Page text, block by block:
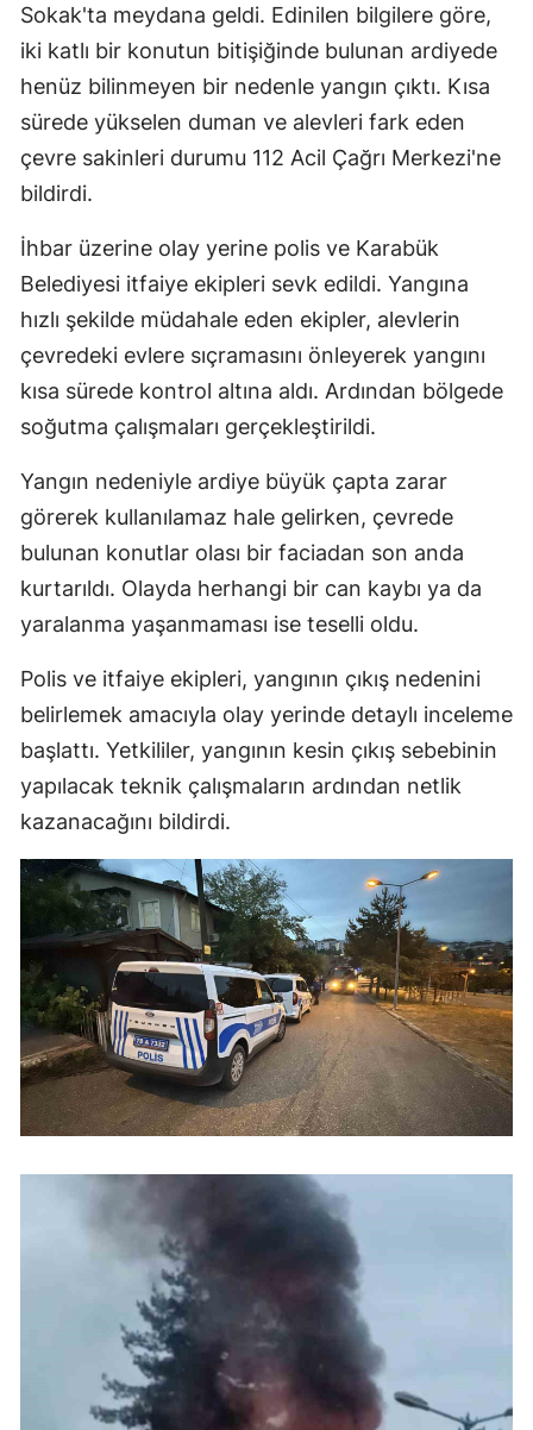
Sokak'ta meydana geldi. Edinilen bilgilere göre,
iki katlı bir konutun bitişiğinde bulunan ardiyede
henüz bilinmeyen bir nedenle yangın çıktı. Kısa
sürede yükselen duman ve alevleri fark eden
çevre sakinleri durumu 112 Acil Çağrı Merkezi'ne
bildirdi.
İhbar üzerine olay yerine polis ve Karabük
Belediyesi itfaiye ekipleri sevk edildi. Yangına
hızlı şekilde müdahale eden ekipler, alevlerin
çevredeki evlere sıçramasını önleyerek yangını
kısa sürede kontrol altına aldı. Ardından bölgede
soğutma çalışmaları gerçekleştirildi.
Yangın nedeniyle ardiye büyük çapta zarar
görerek kullanılamaz hale gelirken, çevrede
bulunan konutlar olası bir faciadan son anda
kurtarıldı. Olayda herhangi bir can kaybı ya da
yaralanma yaşanmaması ise teselli oldu.
Polis ve itfaiye ekipleri, yangının çıkış nedenini
belirlemek amacıyla olay yerinde detaylı inceleme
başlattı. Yetkililer, yangının kesin çıkış sebebinin
yapılacak teknik çalışmaların ardından netlik
kazanacağını bildirdi.